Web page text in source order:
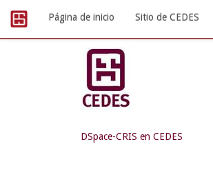
navigation
Página de inicio Sitio de CEDES
DSpace-CRIS en CEDES